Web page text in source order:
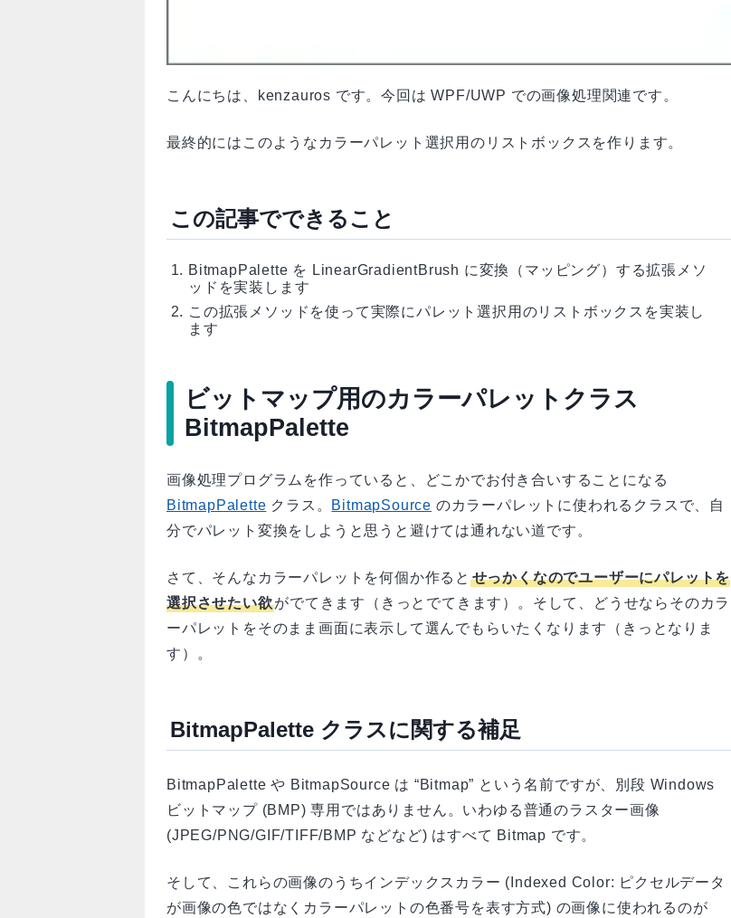
こんにちは、kenzauros です。今回は WPF/UWP での画像処理関連です。
最終的にはこのようなカラーパレット選択用のリストボックスを作ります。
この記事でできること
BitmapPalette を LinearGradientBrush に変換（マッピング）する拡張メソ
ッドを実装します
この拡張メソッドを使って実際にパレット選択用のリストボックスを実装し
ます
ビットマップ用のカラーパレットクラス
BitmapPalette
画像処理プログラムを作っていると、どこかでお付き合いすることになる
BitmapPalette クラス。 BitmapSource のカラーパレットに使われるクラスで、自
分でパレット変換をしようと思うと避けては通れない道です。
さて、そんなカラーパレットを何個か作ると せっかくなのでユーザーにパレットを
選択させたい欲がでてきます（きっとでてきます）。そして、どうせならそのカラ
ーパレットをそのまま画面に表示して選んでもらいたくなります（きっとなりま
す）。
BitmapPalette クラスに関する補足
BitmapPalette や BitmapSource は “Bitmap” という名前ですが、別段 Windows
ビットマップ (BMP) 専用ではありません。いわゆる普通のラスター画像
(JPEG/PNG/GIF/TIFF/BMP などなど) はすべて Bitmap です。
そして、これらの画像のうちインデックスカラー (Indexed Color: ピクセルデータ
が画像の色ではなくカラーパレットの色番号を表す方式) の画像に使われるのが